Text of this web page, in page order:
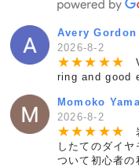
Avery Gordon
2026-8-2
★★★ ★★
ring and good
Momoko
2026-8-2
★★★ ★★
したてのダイ
ついて初心者の